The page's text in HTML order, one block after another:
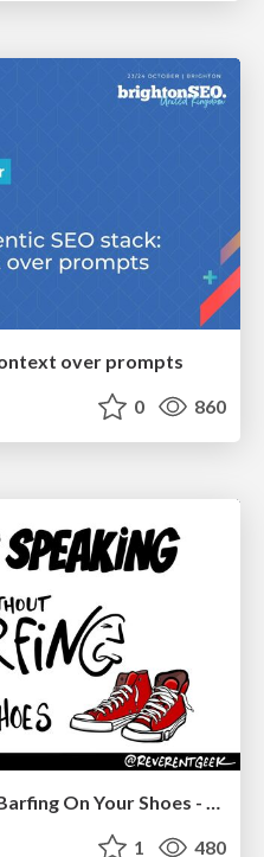
over prompts
0 860
Public Speaking Without Barfing On Your Shoes - THAT 2023
1 480